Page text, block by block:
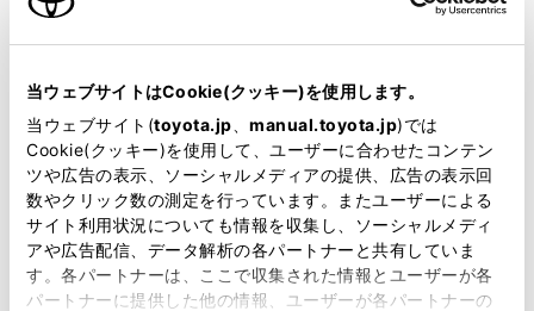
当ウェブサイトはCookie(クッキー)を使用します。
当ウェブサイト(toyota.jp manual.toyota.jp)では
Cookie(クッキー)を使用して、ユーザーに合わせたコンテン
ツや広告の表示、ソーシャルメディアの提供、広告の表示回
数やクリック数の測定を行っています。またユーザーによる
サイト利用状況についても情報を収集し、ソーシャルメディ
アや広告配信、データ解析の各パートナーと共有していま
す。各パートナーは、ここで収集された情報とユーザーが各
パートナーに提供した他の情報、ユーザーが各パートナーの
郵便番号
住所自動入力
必須 都道府県